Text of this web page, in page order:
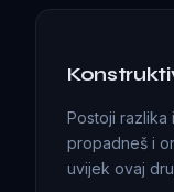
Postoji razlika
propadneš i
uvijek ovaj